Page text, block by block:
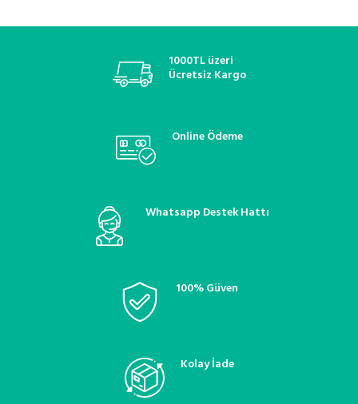
1000TL üzeri
Ücretsiz Kargo
Online Ödeme
Whatsapp Destek Hattı
100% Güven
Kolay İade